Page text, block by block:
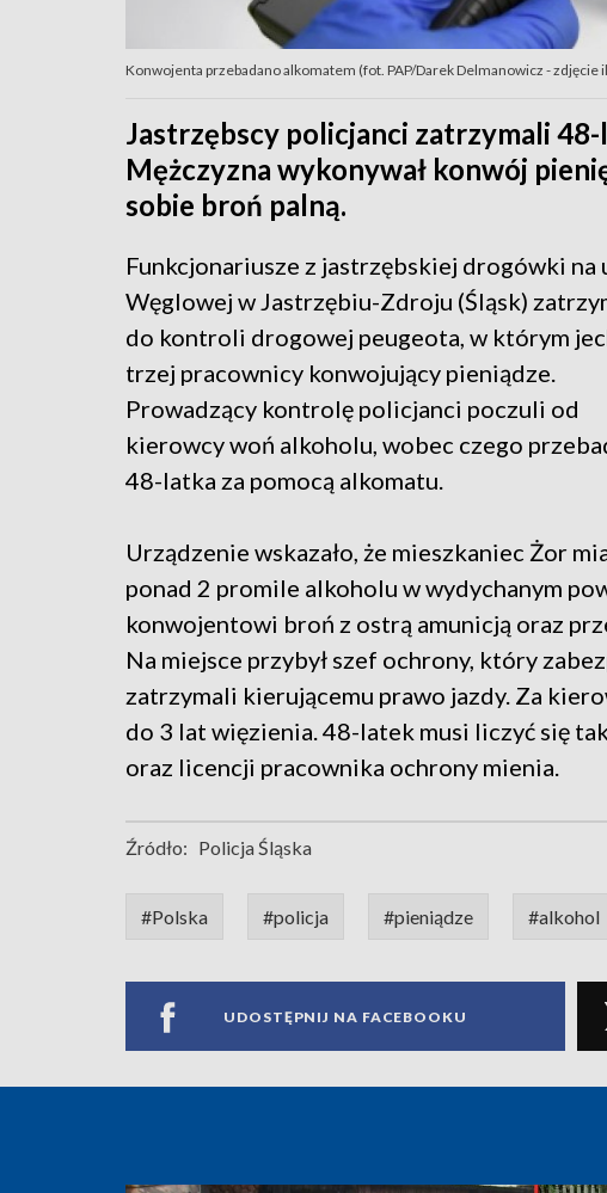
Konwojenta przebadano alkomatem (fot. PAP/Darek Delmanowicz - zdjęcie
Jastrzębscy policjanci zatrzymali
Mężczyzna wykonywał konwój
sobie broń palną.
Funkcjonariusze z jastrzębskiej drogówki na
Węglowej w Jastrzębiu-Zdroju (Śląsk)
do kontroli drogowej peugeota, w którym
trzej pracownicy konwojujący pieniądze.
Prowadzący kontrolę policjanci poczuli od
kierowcy woń alkoholu, wobec czego
48-latka za pomocą alkomatu.
Urządzenie wskazało, że mieszkaniec Żor
ponad 2 promile alkoholu w wydychanym
konwojentowi broń z ostrą amunicją oraz
Na miejsce przybył szef ochrony, który
zatrzymali kierującemu prawo jazdy. Za
do 3 lat więzienia. 48-latek musi liczyć się
oraz licencji pracownika ochrony mienia.
Źródło: Policja Śląska
#Polska #policja #pieniądze #alkohol
UDOSTĘPNIJ NA FACEBOOKU